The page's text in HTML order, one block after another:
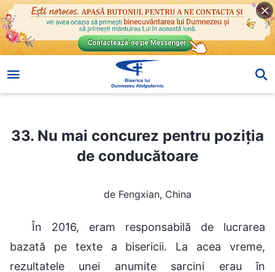
33. Nu mai concurez pentru poziția de conducătoare
33. Nu mai concurez pentru poziția
de conducătoare
de Fengxian, China
În 2016, eram responsabilă de lucrarea
bazată pe texte a bisericii. La acea vreme,
rezultatele unei anumite sarcini erau în